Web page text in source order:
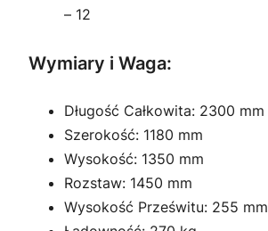
– 12
Wymiary i Waga:
Długość Całkowita: 2300 mm
Szerokość: 1180 mm
Wysokość: 1350 mm
Rozstaw: 1450 mm
Wysokość Prześwitu: 255 mm